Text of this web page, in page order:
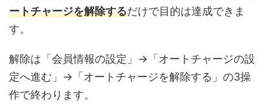
ートチャージを解除するだけで目的は達成できま
す。
解除は「会員情報の設定」→「オートチャージの設
定へ進む」→「オートチャージを解除する」の3操
作で終わります。